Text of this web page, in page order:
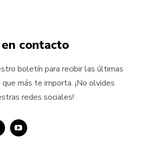
contacto
boletín para recibir las últimas
más te importa. ¡No olvides
redes sociales!